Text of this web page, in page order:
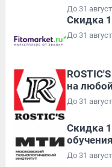
До 31
Скидка
До 31
на
До 31
Скидка
обучения
До 31